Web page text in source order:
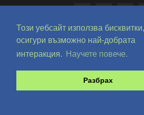
Този уебсайт използва
осигури възможно най-добрата
интеракция.
Научете повече.
Разбрах
Copyright © 2018-2024
Development @